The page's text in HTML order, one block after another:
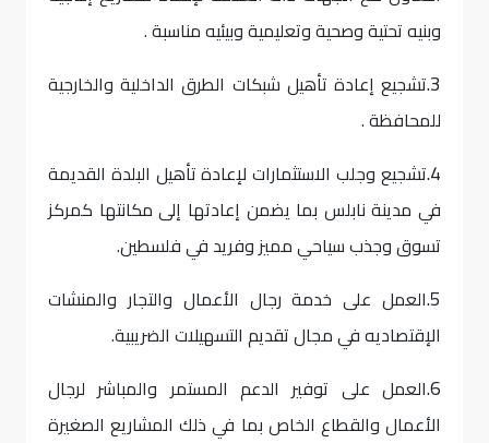
وبنيه تحتية وصحية وتعليمية وبيئيه مناسبة .
3.تشجيع إعادة تأهيل شبكات الطرق الداخلية والخارجية
للمحافظة .
4.تشجيع وجلب الاستثمارات لإعادة تأهيل البلدة القديمة
في مدينة نابلس بما يضمن إعادتها إلى مكانتها كمركز
تسوق وجذب سياحي مميز وفريد في فلسطين.
5.العمل على خدمة رجال الأعمال والتجار والمنشات
الإقتصاديه في مجال تقديم التسهيلات الضريبية.
6.العمل على توفير الدعم المستمر والمباشر لرجال
الأعمال والقطاع الخاص بما في ذلك المشاريع الصغيرة